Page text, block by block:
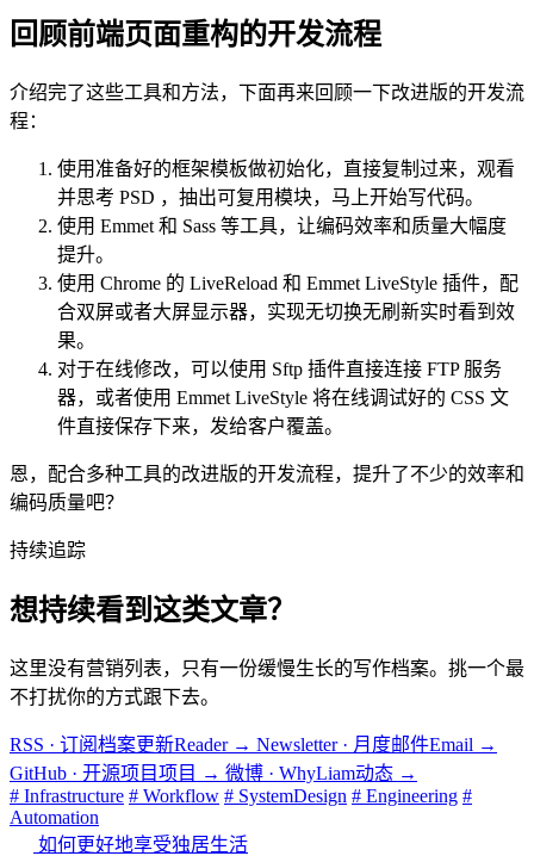
回顾前端页面重构的开发流程
介绍完了这些工具和方法，下面再来回顾一下改进版的开发流
程：
使用准备好的框架模板做初始化，直接复制过来，观看
并思考 PSD ，抽出可复用模块，马上开始写代码。
使用 Emmet 和 Sass 等工具，让编码效率和质量大幅度
提升。
使用 Chrome 的 LiveReload 和 Emmet LiveStyle 插件，配
合双屏或者大屏显示器，实现无切换无刷新实时看到效
果。
对于在线修改，可以使用 Sftp 插件直接连接 FTP 服务
器，或者使用 Emmet LiveStyle 将在线调试好的 CSS 文
件直接保存下来，发给客户覆盖。
恩，配合多种工具的改进版的开发流程，提升了不少的效率和
编码质量吧？
持续追踪
想持续看到这类文章？
这里没有营销列表，只有一份缓慢生长的写作档案。挑一个最
不打扰你的方式跟下去。
RSS · 订阅档案更新Reader → Newsletter · 月度邮件Email →
GitHub · 开源项目项目 → 微博 · WhyLiam动态 →
# Infrastructure # Workflow # SystemDesign # Engineering #
Automation
如何更好地享受独居生活